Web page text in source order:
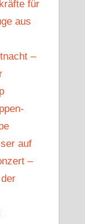
für
aus
–
auf
–